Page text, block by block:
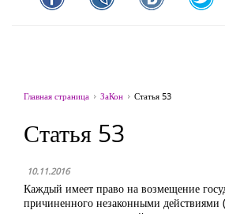
Главная страница ЗаКон Статья 53
Статья 53
10.11.2016
Каждый имеет право на возмещение
причиненного незаконными действиями